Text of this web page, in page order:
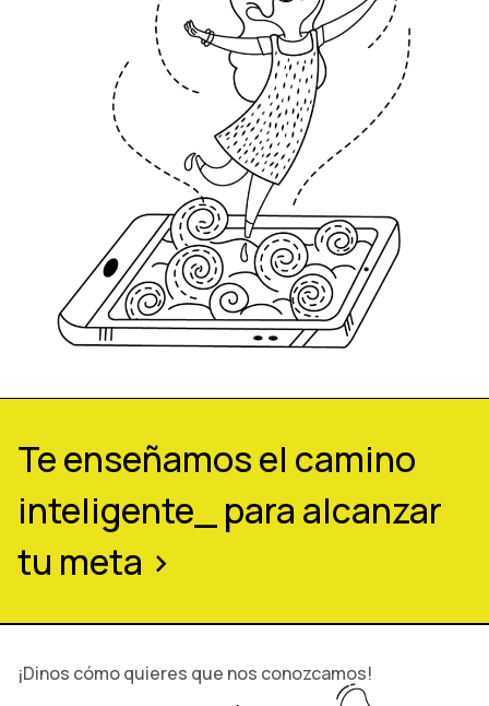
Te enseñamos el camino
inteligente_ para alcanzar
tu meta >
¡Dinos cómo quieres que nos conozcamos!